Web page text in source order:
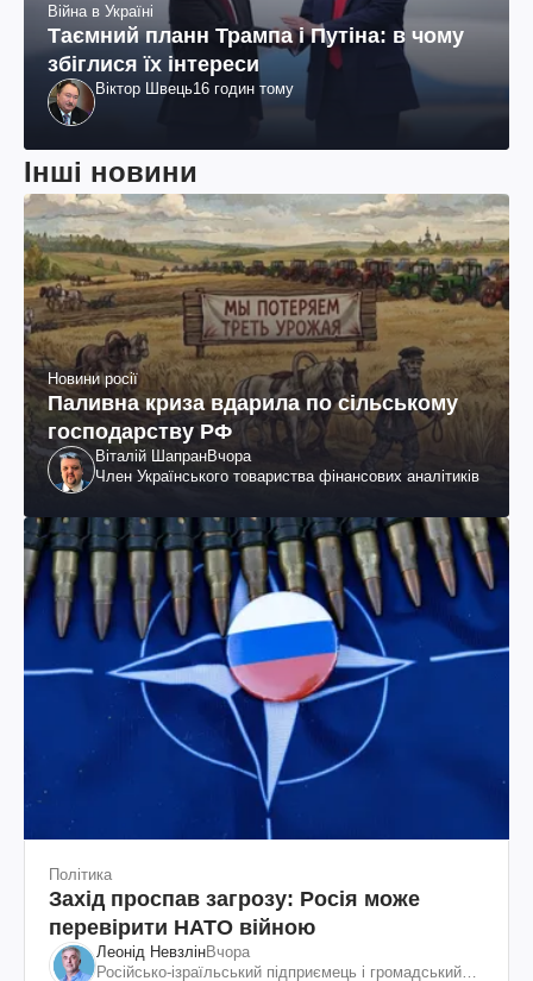
Війна в Україні
Таємний планн Трампа і Путіна: в чому
збіглися їх інтереси
Віктор Швець16 годин тому
Інші новини
Новини росії
Паливна криза вдарила по сільському
господарству РФ
Віталій ШапранВчора
Член Українського товариства фінансових аналітиків
Політика
Захід проспав загрозу: Росія може
перевірити НАТО війною
Леонід НевзлінВчора
Російсько-ізраїльський підприємець і громадський